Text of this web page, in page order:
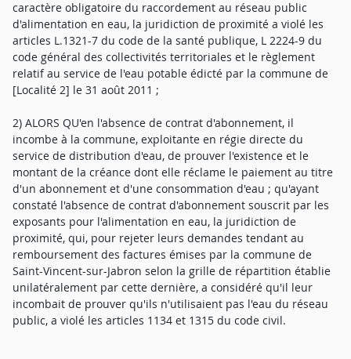
caractère obligatoire du raccordement au réseau public
d'alimentation en eau, la juridiction de proximité a violé les
articles L.1321-7 du code de la santé publique, L 2224-9 du
code général des collectivités territoriales et le règlement
relatif au service de l'eau potable édicté par la commune de
[Localité 2] le 31 août 2011 ;
2) ALORS QU'en l'absence de contrat d'abonnement, il
incombe à la commune, exploitante en régie directe du
service de distribution d'eau, de prouver l'existence et le
montant de la créance dont elle réclame le paiement au titre
d'un abonnement et d'une consommation d'eau ; qu'ayant
constaté l'absence de contrat d'abonnement souscrit par les
exposants pour l'alimentation en eau, la juridiction de
proximité, qui, pour rejeter leurs demandes tendant au
remboursement des factures émises par la commune de
Saint-Vincent-sur-Jabron selon la grille de répartition établie
unilatéralement par cette dernière, a considéré qu'il leur
incombait de prouver qu'ils n'utilisaient pas l'eau du réseau
public, a violé les articles 1134 et 1315 du code civil.